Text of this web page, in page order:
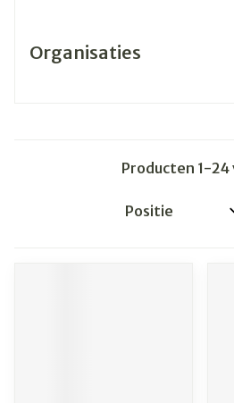
Organisaties
Producten 1-24
Sorteer op: